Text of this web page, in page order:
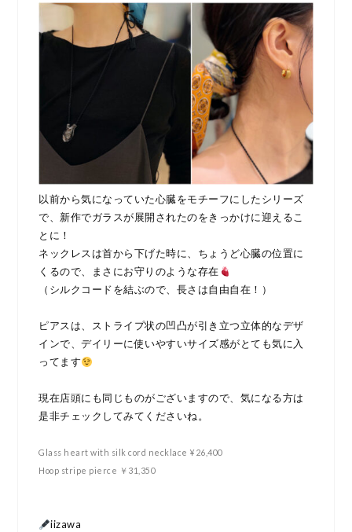
以前から気になっていた心臓をモチーフにしたシリーズ
で、新作でガラスが展開されたのをきっかけに迎えるこ
とに！
ネックレスは首から下げた時に、ちょうど心臓の位置に
くるので、まさにお守りのような存在
（シルクコードを結ぶので、長さは自由自在！）
ピアスは、ストライプ状の凹凸が引き立つ立体的なデザ
インで、デイリーに使いやすいサイズ感がとても気に入
ってます
現在店頭にも同じものがございますので、気になる方は
是非チェックしてみてくださいね。
Glass heart with silk cord necklace ¥26,400
Hoop stripe pierce ￥31,350
iizawa